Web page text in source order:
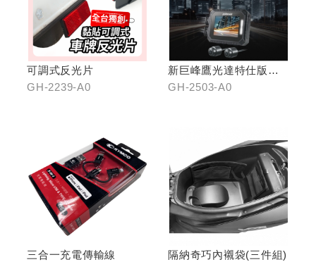
可調式反光片
GH-2239-A0
新巨峰鷹光達特仕版行
車紀錄器
GH-2503-A0
三合一充電傳輸線
隔納奇巧內襯袋(三件組)